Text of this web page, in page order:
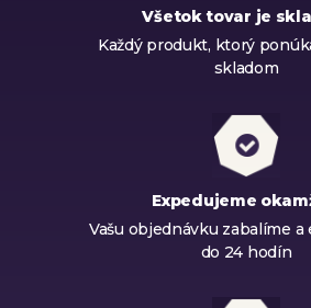
Všetok tovar je
Každý produkt, ktorý
skladom
Expedujeme
Vašu objednávku zabalíme a
do 24 hodín